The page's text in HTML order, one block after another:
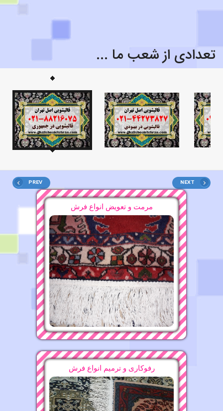
تعدادی از شعب ما ...
PREV
قالیشویی محدوده فرشته ۲۲۴۷۵۶۳۷
قالیشویی محدوده شیخ بهایی ۸۸۲۱۶۰۷۵
قالیشویی محدوده جمهوری ۶۶۵۳۰۸۸۱
13-11-1396
قالیشویی محدوده بهبودی
09-11-1396
قالیشویی محدوده ظفر ۸۸۲۱۶۰۷۵
16-11-1396
قالیشویی محدوده فلکه سوم تهرانپارس ۷۷۹۰۰…
11-11-1396
قالیشویی محدوده جماران ۲۲۴۷۵۶۳۷
13-11-1396
قالیشویی محدوده دهکده المپیک ۴۴۷۵۵۳۷۳
قالیشویی محدوده نبرد ۷۷۹۰۰۸۹۱
16-11-1396
قالیشویی محدوده امین آباد
13-11-1396
NEXT
مرمت و تعویض انواع فرش
رفوکاری و ترمیم انواع فرش